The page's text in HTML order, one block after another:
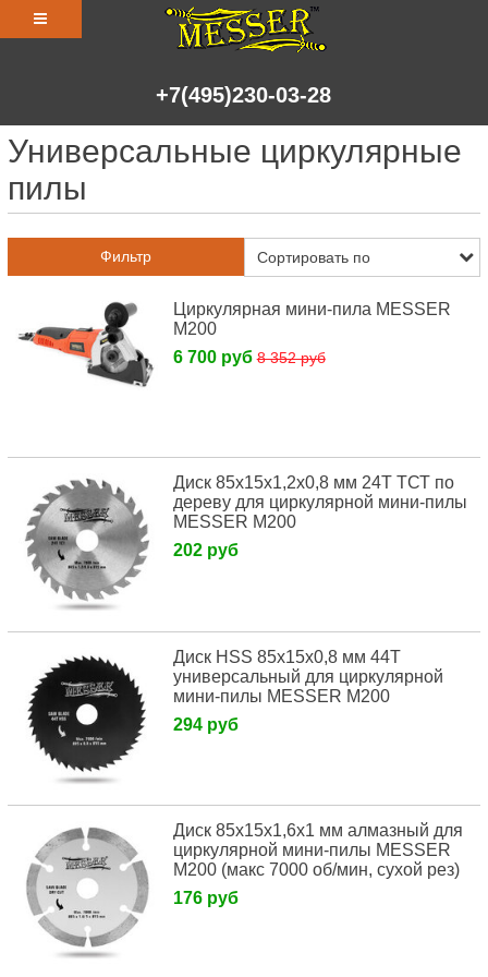
+7(495)230-03-28
Универсальные циркулярные
пилы
Фильтр
Циркулярная мини-пила MESSER
M200
6 700 руб8 352 руб
Диск 85х15х1,2х0,8 мм 24Т ТСТ по
дереву для циркулярной мини-пилы
MESSER М200
202 руб
Диск HSS 85х15х0,8 мм 44T
универсальный для циркулярной
мини-пилы MESSER М200
294 руб
Диск 85х15х1,6х1 мм алмазный для
циркулярной мини-пилы MESSER
М200 (макс 7000 об/мин, сухой рез)
176 руб